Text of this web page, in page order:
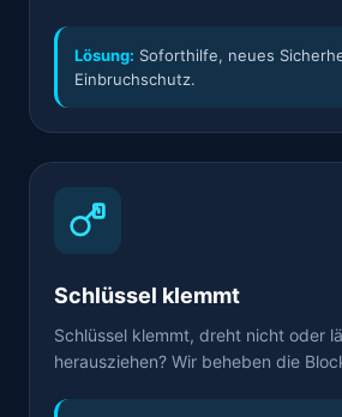
Lösung: Soforthilfe, neues
Einbruchschutz.
Schlüssel klemmt
Schlüssel klemmt, dreht nicht oder
herausziehen? Wir beheben die